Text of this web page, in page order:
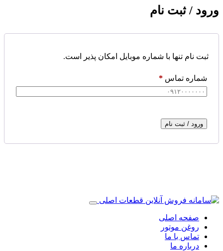
ورود / ثبت نام
ثبت نام تنها با شماره موبایل امکان پذیر است.
شماره تماس *
ورود / ثبت نام
صفحه اصلی
روغن موتور
تماس با ما
درباره ما